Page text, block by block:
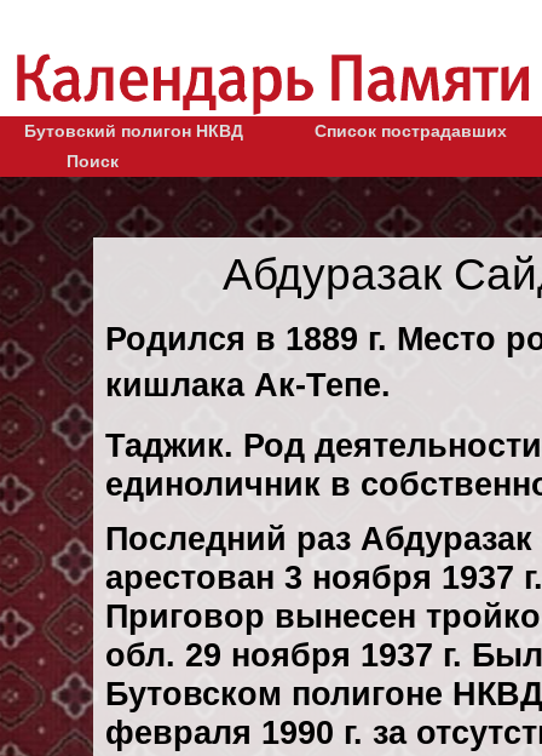
Бутовский полигон НКВД
Список пострадавших
Поиск
Абдуразак
Родился в 1889 г. Место
кишлака Ак-Тепе.
Таджик. Род
единоличник в
Последний раз
арестован 3 ноября 1937 г.
Приговор вынесен
обл. 29 ноября 1937 г.
Бутовском полигоне
февраля 1990 г. за